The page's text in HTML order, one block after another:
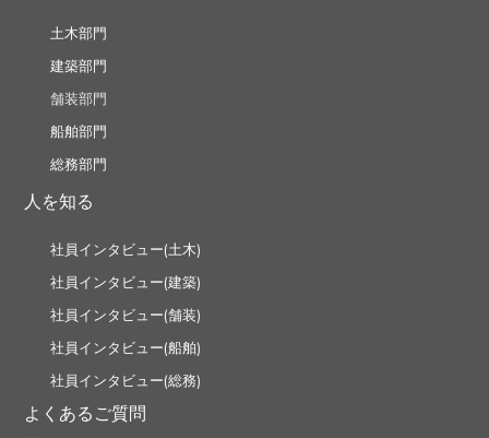
土木部門
建築部門
舗装部門
船舶部門
総務部門
人を知る
社員インタビュー(土木)
社員インタビュー(建築)
社員インタビュー(舗装)
社員インタビュー(船舶)
社員インタビュー(総務)
よくあるご質問